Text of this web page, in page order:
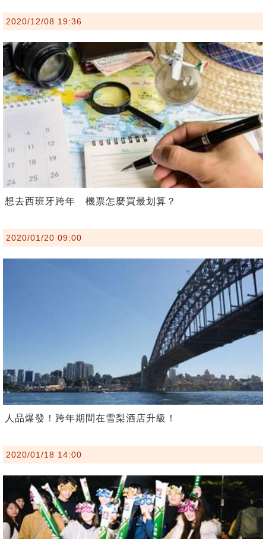
2020/12/08 19:36
想去西班牙跨年 機票怎麼買最划算？
2020/01/20 09:00
人品爆發！跨年期間在雪梨酒店升級！
2020/01/18 14:00